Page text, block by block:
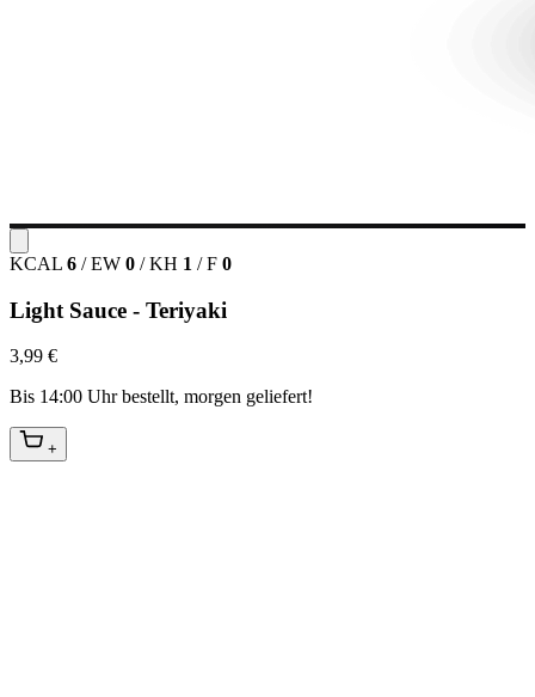
KCAL 6 / EW 0 / KH 1 / F 0
Light Sauce - Teriyaki
3,99 €
Bis 14:00 Uhr bestellt, morgen geliefert!
+